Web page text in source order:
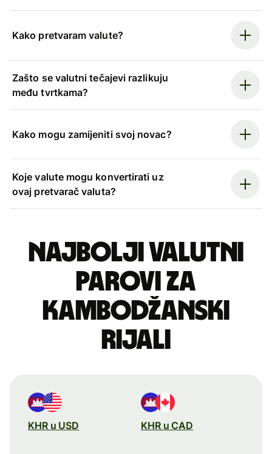
Kako pretvaram valute?
Zašto se valutni tečajevi razlikuju
među tvrtkama?
Kako mogu zamijeniti svoj novac?
Koje valute mogu konvertirati uz
ovaj pretvarač valuta?
Najbolji valutni
parovi za
kambodžanski
rijali
KHR u USD KHR u CAD